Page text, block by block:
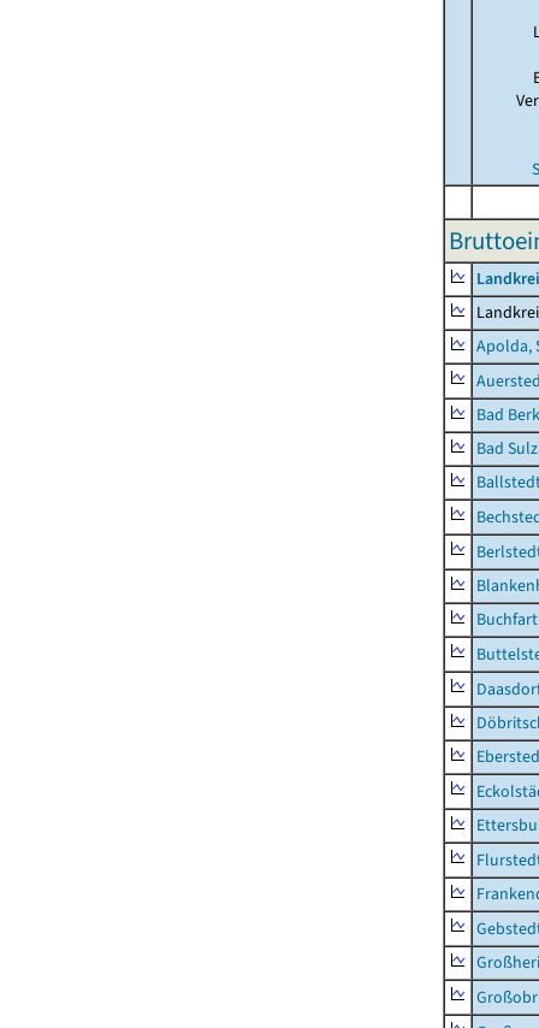
Apolda,
Bad
Bad
Buchfart